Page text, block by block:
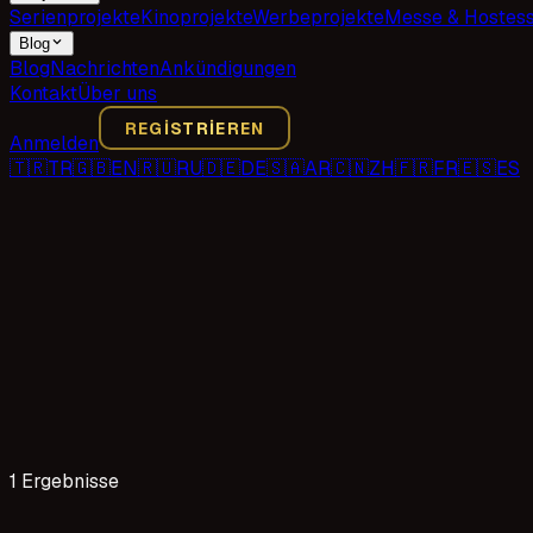
SerienprojekteKinoprojekteWerbeprojekteMesse &
Blog
BlogNachrichtenAnkündigungen
KontaktÜber uns
Anmelden
REGISTRIEREN
🇹🇷TR🇬🇧EN🇷🇺RU🇩🇪DE🇸🇦AR🇨🇳ZH🇫🇷FR🇪🇸ES
1 Ergebnisse